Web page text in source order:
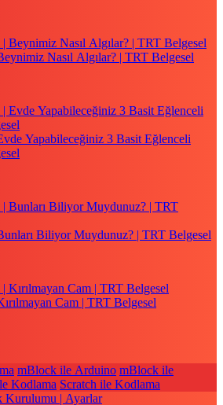
Nasıl Algılar? | TRT Belgesel
Yapabileceğiniz 3 Basit Eğlenceli
Biliyor Muydunuz? | TRT Belgesel
Cam | TRT Belgesel
mBlock ile Arduino mBlock ile
Kodlama Scratch ile Kodlama